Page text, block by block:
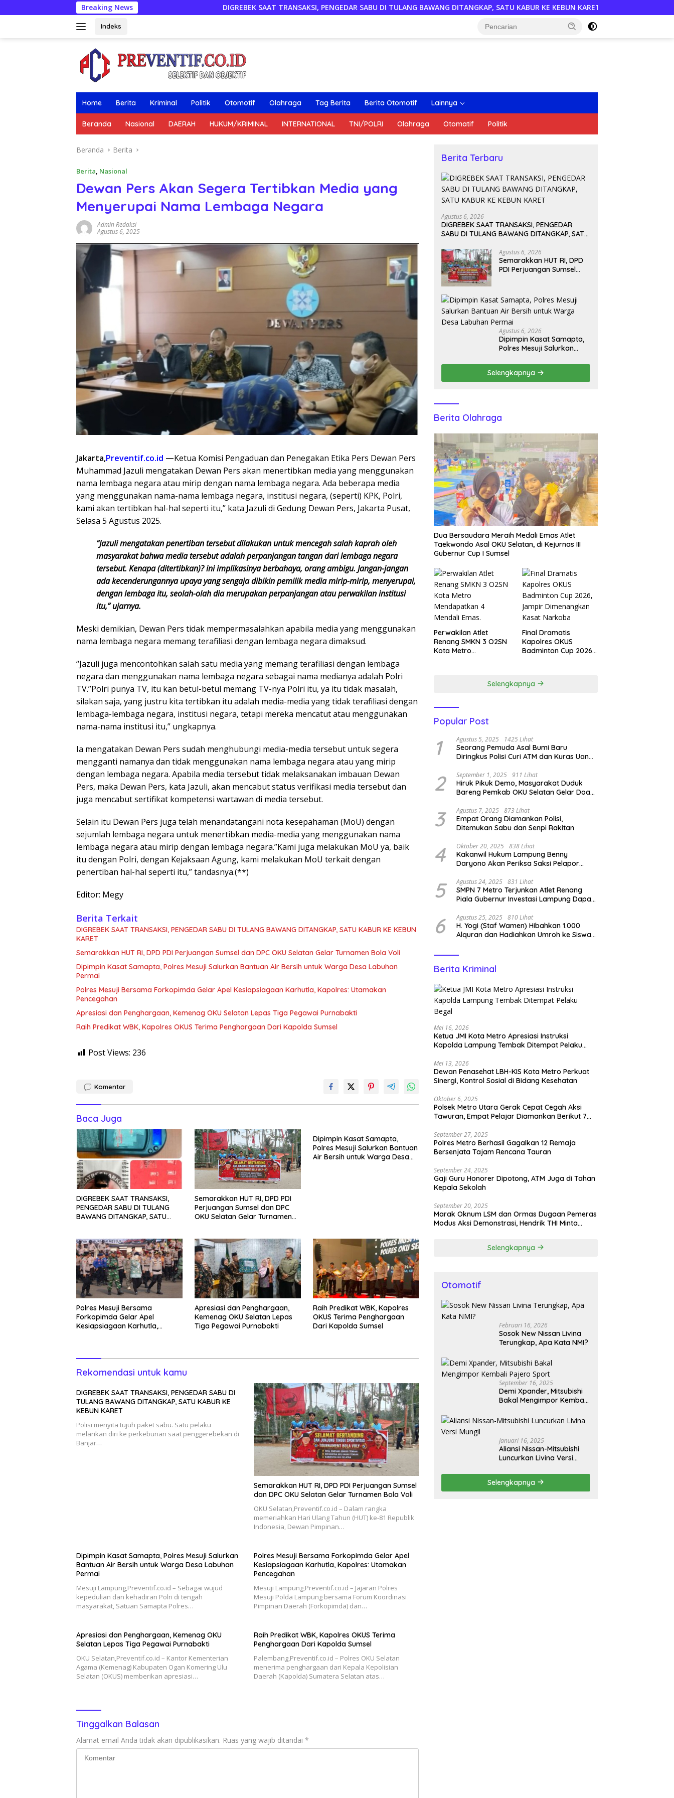
ke
Breaking News DIGREBEK SAAT TRANSAKSI, PENGEDAR SABU DI TULANG BAWANG DITANGKAP, SATU KABUR KE KEBUN KARET Semarakkan HUT RI, DPD PDI
Indeks
Home Berita Kriminal Politik Otomotif Olahraga Tag Berita Berita Otomotif Lainnya
Beranda Nasional DAERAH HUKUM/KRIMINAL INTERNATIONAL TNI/POLRI Olahraga Otomatif Politik
Beranda Berita
Berita, Nasional
Dewan Pers Akan Segera Tertibkan Media yang
Menyerupai Nama Lembaga Negara
Admin Redaksi
Agustus 6, 2025
Jakarta,Preventif.co.id —Ketua Komisi Pengaduan dan Penegakan Etika Pers Dewan Pers
Muhammad Jazuli mengatakan Dewan Pers akan menertibkan media yang menggunakan
nama lembaga negara atau mirip dengan nama lembaga negara. Ada beberapa media
yang menggunakan nama-nama lembaga negara, institusi negara, (seperti) KPK, Polri,
kami akan tertibkan hal-hal seperti itu,” kata Jazuli di Gedung Dewan Pers, Jakarta Pusat,
Selasa 5 Agustus 2025.
“Jazuli mengatakan penertiban tersebut dilakukan untuk mencegah salah kaprah oleh
masyarakat bahwa media tersebut adalah perpanjangan tangan dari lembaga negara
tersebut. Kenapa (ditertibkan)? ini implikasinya berbahaya, orang ambigu. Jangan-jangan
ada kecenderungannya upaya yang sengaja dibikin pemilik media mirip-mirip, menyerupai,
dengan lembaga itu, seolah-olah dia merupakan perpanjangan atau perwakilan institusi
itu,” ujarnya.
Meski demikian, Dewan Pers tidak mempermasalahkan apabila media yang menggunakan
nama lembaga negara memang terafiliasi dengan lembaga negara dimaksud.
“Jazuli juga mencontohkan salah satu media yang memang terafiliasi dengan lembaga
negara dan menggunakan nama lembaga negara sebagai nama medianya adalah Polri
TV.”Polri punya TV, itu kan betul-betul memang TV-nya Polri itu, ya itu tidak masalah,
silakan saja, yang justru kita tertibkan itu adalah media-media yang tidak terafiliasi dengan
lembaga-lembaga negara, institusi negara, tetapi mereka mencatut atau menggunakan
nama-nama institusi itu,” ungkapnya.
Ia mengatakan Dewan Pers sudah menghubungi media-media tersebut untuk segera
mengganti namanya dan tidak menggunakan nama lembaga negara atau yang mirip
dengan lembaga negara. Apabila media tersebut tidak melaksanakan imbauan Dewan
Pers, maka Dewan Pers, kata Jazuli, akan mencabut status verifikasi media tersebut dan
juga mencabut sertifikat kompetensi wartawan di media tersebut.
Selain itu Dewan Pers juga telah menandatangani nota kesepahaman (MoU) dengan
sejumlah lembaga negara untuk menertibkan media-media yang menggunakan nama
lembaga negara atau mirip dengan lembaga negara.”Kami juga melakukan MoU ya, baik
itu dengan Polri, dengan Kejaksaan Agung, kami melakukan MoU terkait dengan
penertiban hal-hal seperti itu,” tandasnya.(**)
Editor: Megy
Berita Terkait
DIGREBEK SAAT TRANSAKSI, PENGEDAR SABU DI TULANG BAWANG DITANGKAP, SATU KABUR KE KEBUN
KARET
Semarakkan HUT RI, DPD PDI Perjuangan Sumsel dan DPC OKU Selatan Gelar Turnamen Bola Voli
Dipimpin Kasat Samapta, Polres Mesuji Salurkan Bantuan Air Bersih untuk Warga Desa Labuhan
Permai
Polres Mesuji Bersama Forkopimda Gelar Apel Kesiapsiagaan Karhutla, Kapolres: Utamakan
Pencegahan
Apresiasi dan Penghargaan, Kemenag OKU Selatan Lepas Tiga Pegawai Purnabakti
Raih Predikat WBK, Kapolres OKUS Terima Penghargaan Dari Kapolda Sumsel
Post Views: 236
Komentar
Baca Juga
DIGREBEK SAAT TRANSAKSI,
PENGEDAR SABU DI TULANG
BAWANG DITANGKAP, SATU
Semarakkan HUT RI, DPD PDI
Perjuangan Sumsel dan DPC
OKU Selatan Gelar Turnamen
Dipimpin Kasat Samapta,
Polres Mesuji Salurkan Bantuan
Air Bersih untuk Warga Desa
Polres Mesuji Bersama
Forkopimda Gelar Apel
Kesiapsiagaan Karhutla,
Apresiasi dan Penghargaan,
Kemenag OKU Selatan Lepas
Tiga Pegawai Purnabakti
Raih Predikat WBK, Kapolres
OKUS Terima Penghargaan
Dari Kapolda Sumsel
Rekomendasi untuk kamu
DIGREBEK SAAT TRANSAKSI, PENGEDAR SABU DI
TULANG BAWANG DITANGKAP, SATU KABUR KE
KEBUN KARET
Polisi menyita tujuh paket sabu. Satu pelaku
melarikan diri ke perkebunan saat penggerebekan di
Banjar…
Semarakkan HUT RI, DPD PDI Perjuangan Sumsel
dan DPC OKU Selatan Gelar Turnamen Bola Voli
OKU Selatan,Preventif.co.id – Dalam rangka
memeriahkan Hari Ulang Tahun (HUT) ke-81 Republik
Indonesia, Dewan Pimpinan…
Dipimpin Kasat Samapta, Polres Mesuji Salurkan
Bantuan Air Bersih untuk Warga Desa Labuhan
Permai
Mesuji Lampung,Preventif.co.id – Sebagai wujud
kepedulian dan kehadiran Polri di tengah
masyarakat, Satuan Samapta Polres…
Polres Mesuji Bersama Forkopimda Gelar Apel
Kesiapsiagaan Karhutla, Kapolres: Utamakan
Pencegahan
Mesuji Lampung,Preventif.co.id – Jajaran Polres
Mesuji Polda Lampung bersama Forum Koordinasi
Pimpinan Daerah (Forkopimda) dan…
Apresiasi dan Penghargaan, Kemenag OKU
Selatan Lepas Tiga Pegawai Purnabakti
OKU Selatan,Preventif.co.id – Kantor Kementerian
Agama (Kemenag) Kabupaten Ogan Komering Ulu
Selatan (OKUS) memberikan apresiasi…
Raih Predikat WBK, Kapolres OKUS Terima
Penghargaan Dari Kapolda Sumsel
Palembang,Preventif.co.id – Polres OKU Selatan
menerima penghargaan dari Kepala Kepolisian
Daerah (Kapolda) Sumatera Selatan atas…
Tinggalkan Balasan
Alamat email Anda tidak akan dipublikasikan. Ruas yang wajib ditandai *
Berita Terbaru
Agustus 6, 2026
DIGREBEK SAAT TRANSAKSI, PENGEDAR
SABU DI TULANG BAWANG DITANGKAP, SATU
Agustus 6, 2026
Semarakkan HUT RI, DPD
PDI Perjuangan Sumsel
Agustus 6, 2026
Dipimpin Kasat Samapta,
Polres Mesuji Salurkan
Warga Desa Labuhan
Permai
Selengkapnya
Berita Olahraga
Dua Bersaudara Meraih Medali Emas Atlet
Taekwondo Asal OKU Selatan, di Kejurnas III
Gubernur Cup I Sumsel
Perwakilan Atlet
Renang SMKN 3 O2SN
Kota Metro
Final Dramatis
Kapolres OKUS
Badminton Cup 2026,
Selengkapnya
Popular Post
1 Agustus 5, 2025 1425 Lihat
Seorang Pemuda Asal Bumi Baru
Diringkus Polisi Curi ATM dan Kuras Uang
2 September 1, 2025 911 Lihat
Hiruk Pikuk Demo, Masyarakat Duduk
Bareng Pemkab OKU Selatan Gelar Doa
3 Agustus 7, 2025 873 Lihat
Empat Orang Diamankan Polisi,
Ditemukan Sabu dan Senpi Rakitan
4 Oktober 20, 2025 838 Lihat
Kakanwil Hukum Lampung Benny
Daryono Akan Periksa Saksi Pelapor
Cemburu Asal Aceh.
5 Agustus 24, 2025 831 Lihat
SMPN 7 Metro Terjunkan Atlet Renang
Piala Gubernur Investasi Lampung Dapat
6 Agustus 25, 2025 810 Lihat
H. Yogi (Staf Wamen) Hibahkan 1.000
Alquran dan Hadiahkan Umroh ke Siswa
Berita Kriminal
Mei 16, 2026
Ketua JMI Kota Metro Apresiasi Instruksi
Kapolda Lampung Tembak Ditempat Pelaku
Mei 13, 2026
Dewan Penasehat LBH-KIS Kota Metro Perkuat
Sinergi, Kontrol Sosial di Bidang Kesehatan
Oktober 6, 2025
Polsek Metro Utara Gerak Cepat Cegah Aksi
Tawuran, Empat Pelajar Diamankan Berikut 7
September 27, 2025
Polres Metro Berhasil Gagalkan 12 Remaja
Bersenjata Tajam Rencana Tauran
September 24, 2025
Gaji Guru Honorer Dipotong, ATM Juga di Tahan
Kepala Sekolah
September 20, 2025
Marak Oknum LSM dan Ormas Dugaan Pemeras
Modus Aksi Demonstrasi, Hendrik THI Minta
Selengkapnya
Otomotif
Februari 16, 2026
Sosok New Nissan Livina
Terungkap, Apa Kata NMI?
September 16, 2025
Demi Xpander, Mitsubishi
Bakal Mengimpor Kembali
Januari 16, 2025
Aliansi Nissan-Mitsubishi
Luncurkan Livina Versi
Selengkapnya